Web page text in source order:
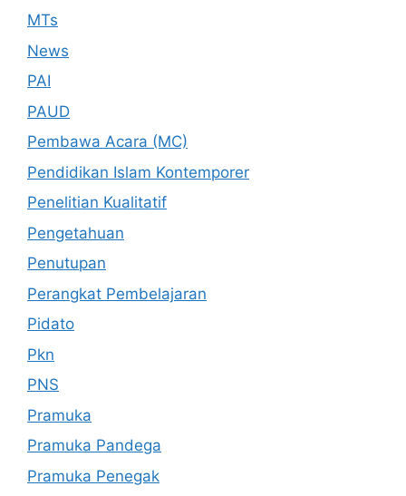
MTs
News
PAI
PAUD
Pembawa Acara (MC)
Pendidikan Islam Kontemporer
Penelitian Kualitatif
Pengetahuan
Penutupan
Perangkat Pembelajaran
Pidato
Pkn
PNS
Pramuka
Pramuka Pandega
Pramuka Penegak